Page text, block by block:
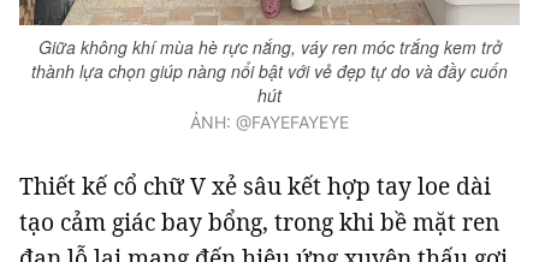
Giữa không khí mùa hè rực nắng, váy ren móc trắng kem trở
thành lựa chọn giúp nàng nổi bật với vẻ đẹp tự do và đầy cuốn
hút
ẢNH: @FAYEFAYEYE
Thiết kế cổ chữ V xẻ sâu kết hợp tay loe dài
tạo cảm giác bay bổng, trong khi bề mặt ren